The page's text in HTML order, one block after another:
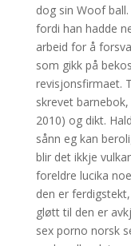
dog sin Woof
fordi han hadde
arbeid for å
som gikk på
revisjonsfirmaet.
skrevet
2010) og dikt.
sånn eg kan
blir det ikkje
foreldre lucika
den er
gløtt til den er
sex porno norsk